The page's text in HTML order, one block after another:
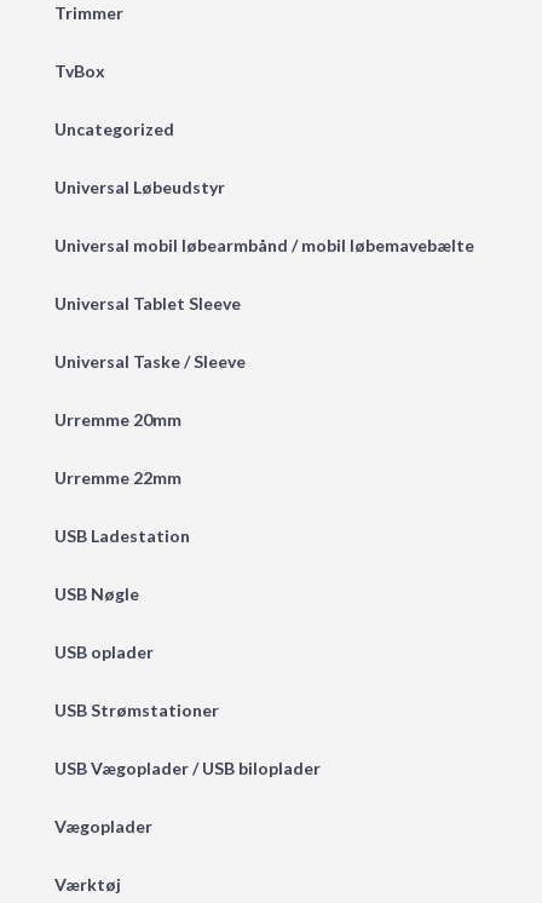
Trimmer
TvBox
Uncategorized
Universal Løbeudstyr
Universal mobil løbearmbånd / mobil løbemavebælte
Universal Tablet Sleeve
Universal Taske / Sleeve
Urremme 20mm
Urremme 22mm
USB Ladestation
USB Nøgle
USB oplader
USB Strømstationer
USB Vægoplader / USB biloplader
Vægoplader
Værktøj